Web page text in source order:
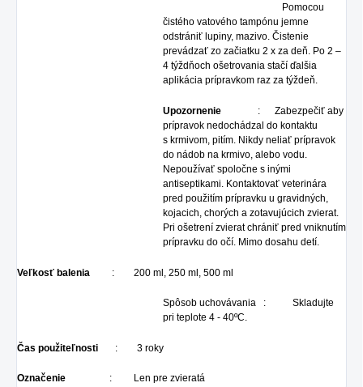
Pomocou
čistého vatového tampónu jemne
odstrániť lupiny, mazivo. Čistenie
prevádzať zo začiatku 2 x za deň. Po 2 –
4 týždňoch ošetrovania stačí ďalšia
aplikácia prípravkom raz za týždeň.
Upozornenie : Zabezpečiť aby
prípravok nedochádzal do kontaktu
s krmivom, pitím. Nikdy neliať prípravok
do nádob na krmivo, alebo vodu.
Nepoužívať spoločne s inými
antiseptikami. Kontaktovať veterinára
pred použitím prípravku u gravidných,
kojacich, chorých a zotavujúcich zvierat.
Pri ošetrení zvierat chrániť pred vniknutím
prípravku do očí. Mimo dosahu detí.
Veľkosť balenia : 200 ml, 250 ml, 500 ml
Spôsob uchovávania : Skladujte
pri teplote 4 - 40ºC.
Čas použiteľnosti : 3 roky
Označenie : Len pre zvieratá